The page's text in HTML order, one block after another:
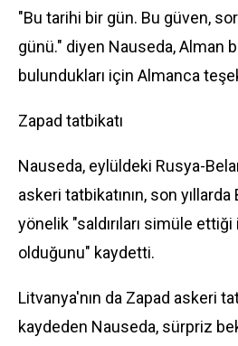
"Bu tarihi bir gün. Bu güven,
günü." diyen Nauseda, Alman
bulundukları için Almanca
Zapad tatbikatı
Nauseda, eylüldeki Rusya-
askeri tatbikatının, son
yönelik "saldırıları simüle
olduğunu" kaydetti.
Litvanya'nın da Zapad askeri
kaydeden Nauseda, sürpriz